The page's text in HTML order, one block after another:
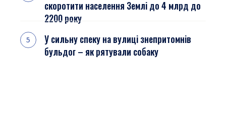
скоротити населення Землі до 4 млрд до
2200 року
У сильну спеку на вулиці знепритомнів
бульдог – як рятували собаку